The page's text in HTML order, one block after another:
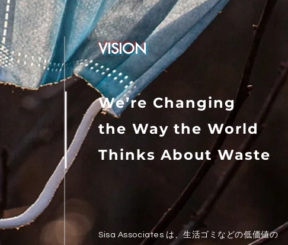
VISION
We’re Changing
the Way the World
Thinks About Waste
Sisa Associates は、生活ゴミなどの低価値の